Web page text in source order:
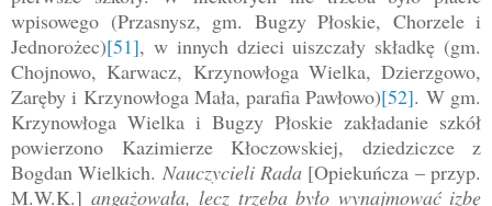
wpisowego (Przasnysz, gm. Bugzy Płoskie, Chorzele i
Jednorożec)[51], w innych dzieci uiszczały składkę (gm.
Chojnowo, Karwacz, Krzynowłoga Wielka, Dzierzgowo,
Zaręby i Krzynowłoga Mała, parafia Pawłowo)[52]. W gm.
Krzynowłoga Wielka i Bugzy Płoskie zakładanie szkół
powierzono Kazimierze Kłoczowskiej, dziedziczce z
Bogdan Wielkich. Nauczycieli Rada [Opiekuńcza – przyp.
M.W.K.] angażowała, lecz trzeba było wynajmować izbę